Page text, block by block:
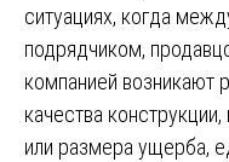
ситуациях, когда
подрядчиком,
компанией возникают
качества
или размера ущерба,